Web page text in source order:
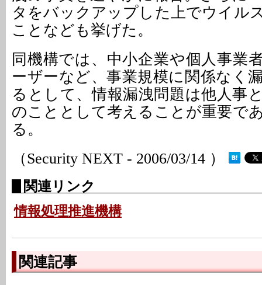
タをバックアップした上でウイル
ことなども挙げた。
同機構では、中小企業や個人事業
ーザーなど、事業規模に関係なく
るとして、情報漏洩問題は他人事
のこととして考えることが重要で
る。
（Security NEXT - 2006/03/14 ）
関連リンク
情報処理推進機構
関連記事